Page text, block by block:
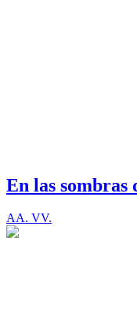
En las sombras
AA. VV.